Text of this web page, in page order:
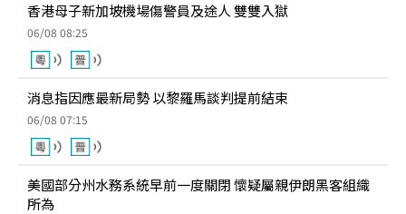
香港母子新加坡機場傷警員及途人 雙雙入獄
06/08 08:25
消息指因應最新局勢 以黎羅馬談判提前結束
06/08 07:15
美國部分州水務系統早前一度關閉 懷疑屬親伊朗黑客組織
所為